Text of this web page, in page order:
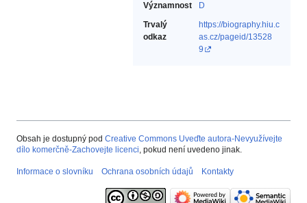
Významnost
D
Trvalý
odkaz
https://biography.hiu.c
as.cz/pageid/13528
9
Obsah je dostupný pod Creative Commons Uveďte autora-Nevyužívejte
dílo komerčně-Zachovejte licenci, pokud není uvedeno jinak.
Informace o slovníku Ochrana osobních údajů Kontakty